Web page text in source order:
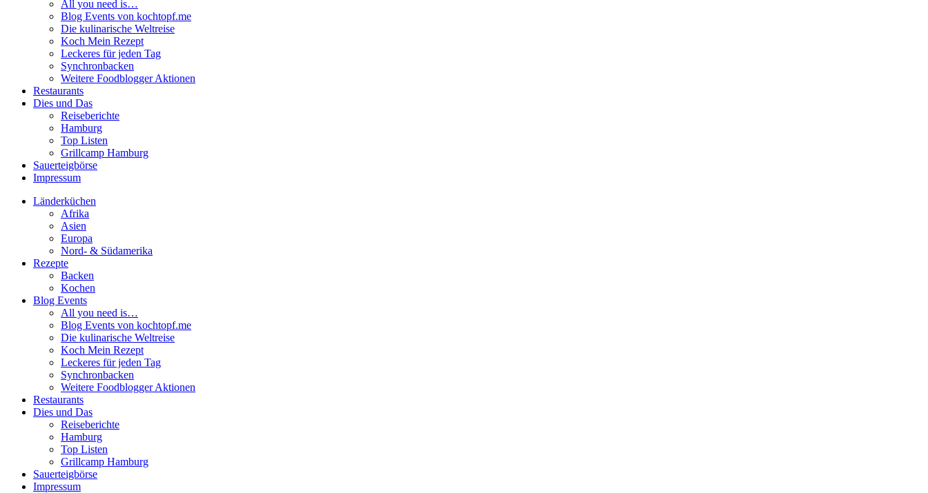
All you need is…
Blog Events von kochtopf.me
Die kulinarische Weltreise
Koch Mein Rezept
Leckeres für jeden Tag
Synchronbacken
Weitere Foodblogger Aktionen
Restaurants
Dies und Das
Reiseberichte
Hamburg
Top Listen
Grillcamp Hamburg
Sauerteigbörse
Impressum
Länderküchen
Afrika
Asien
Europa
Nord- & Südamerika
Rezepte
Backen
Kochen
Blog Events
All you need is…
Blog Events von kochtopf.me
Die kulinarische Weltreise
Koch Mein Rezept
Leckeres für jeden Tag
Synchronbacken
Weitere Foodblogger Aktionen
Restaurants
Dies und Das
Reiseberichte
Hamburg
Top Listen
Grillcamp Hamburg
Sauerteigbörse
Impressum